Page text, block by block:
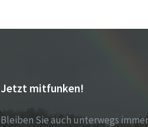
Jetzt mitfunken!
Bleiben Sie auch unterwegs immer